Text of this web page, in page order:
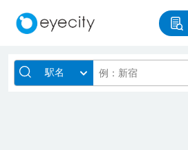
駅名